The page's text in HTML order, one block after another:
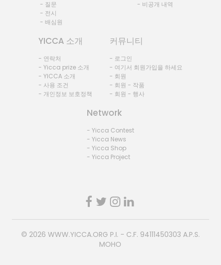
- 질문
- 전시
- 배심원
- 비공개 내역
YICCA 소개
- 연락처
- Yicca prize 소개
- YICCA 소개
- 사용 조건
- 개인정보 보호정책
커뮤니티
- 로그인
- 여기서 회원가입을 하세요
- 회원
- 회원 - 작품
- 회원 - 행사
Network
- Yicca Contest
- Yicca News
- Yicca Shop
- Yicca Project
© 2026 WWW.YICCA.ORG P.I. - C.F. 94111450303 A.P.S.
MOHO